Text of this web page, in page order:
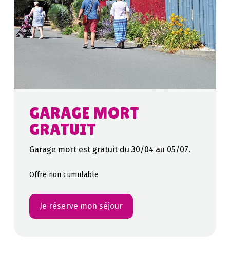
GARAGE MORT
GRATUIT
Garage mort est gratuit du 30/04 au 05/07.
Offre non cumulable
Je réserve mon séjour